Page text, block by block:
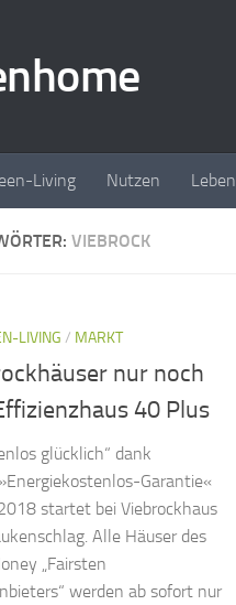
Living Nutzen Leben
VIEBROCK
LIVING / MARKT
nur noch
40 Plus
glücklich“ dank
Garantie«
startet bei Viebrockhaus
Alle Häuser des
„Fairsten
werden ab sofort nur